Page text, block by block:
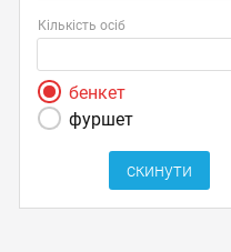
Кількість осіб
бенкет
фуршет